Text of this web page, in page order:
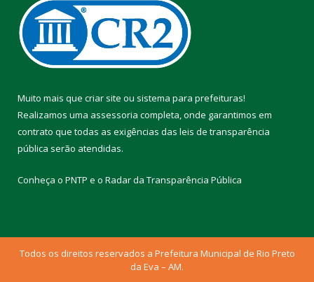
Muito mais que criar site ou sistema para prefeituras!
Realizamos uma assessoria completa, onde garantimos em
contrato que todas as exigências das leis de transparência
pública serão atendidas.
Conheça o PNTP e o Radar da Transparência Pública
Todos os direitos reservados a Prefeitura Municipal de Rio Preto
da Eva – AM.